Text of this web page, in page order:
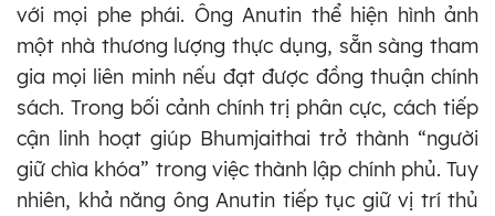
với mọi phe phái. Ông Anutin thể hiện hình ảnh
một nhà thương lượng thực dụng, sẵn sàng tham
gia mọi liên minh nếu đạt được đồng thuận chính
sách. Trong bối cảnh chính trị phân cực, cách tiếp
cận linh hoạt giúp Bhumjaithai trở thành “người
giữ chìa khóa” trong việc thành lập chính phủ. Tuy
nhiên, khả năng ông Anutin tiếp tục giữ vị trí thủ